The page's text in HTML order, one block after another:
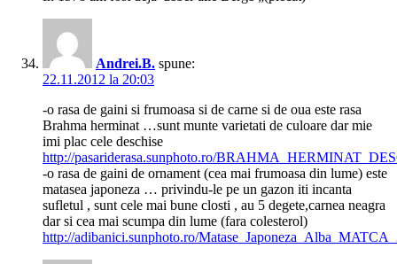
Andrei.B. spune:
22.11.2012 la 20:03
-o rasa de gaini si frumoasa si de carne si de oua este rasa
Brahma herminat …sunt munte varietati de culoare dar mie
imi plac cele deschise
http://pasariderasa.sunphoto.ro/
-o rasa de gaini de ornament (cea mai frumoasa din lume) este
matasea japoneza … privindu-le pe un gazon iti incanta
sufletul , sunt cele mai bune closti , au 5 degete,carnea neagra
dar si cea mai scumpa din lume (fara colesterol)
http://adibanici.sunphoto.ro/